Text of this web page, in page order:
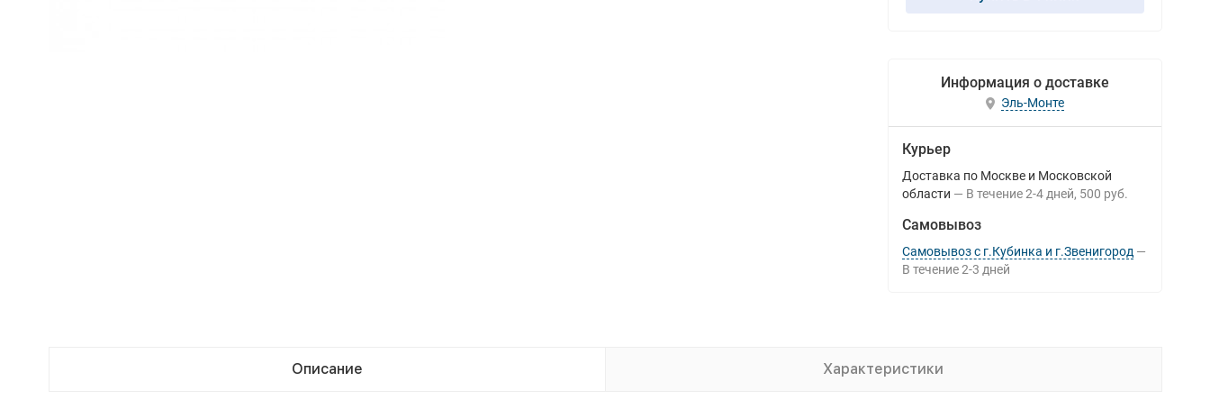
Информация о доставке
Эль-Монте
Курьер
Доставка по Москве и Московской
области
В течение 2-4 дней 500 руб.
Самовывоз
Самовывоз с г.Кубинка и г.Звенигород
В течение 2-3 дней
Описание Характеристики